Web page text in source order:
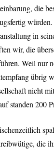
die
in
wir, die
Weil nur
übrig
nicht
standen 200
die